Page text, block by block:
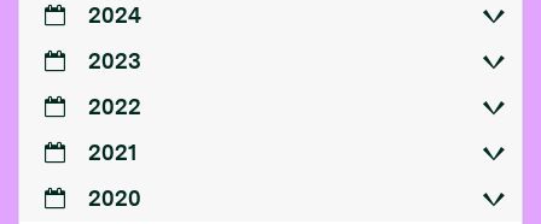
2024
2023
2022
2021
2020